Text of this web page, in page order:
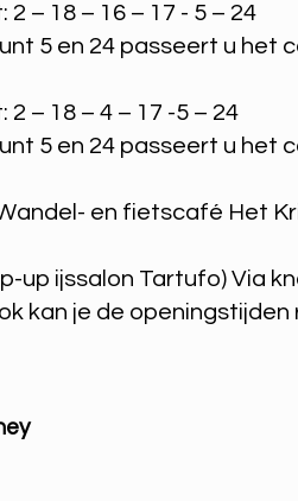
– 18 – 16 – 17 - 5 – 24
5 en 24 passeert u het
– 18 – 4 – 17 -5 – 24
5 en 24 passeert u het
en fietscafé Het
up ijssalon Tartufo) Via
kan je de openingstijden